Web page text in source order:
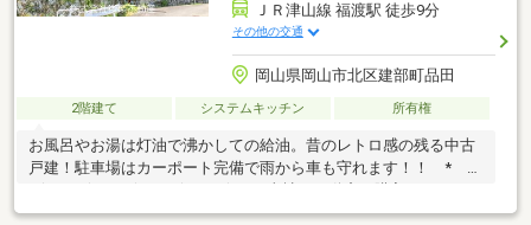
ＪＲ津山線 福渡駅 徒歩9分
その他の交通
岡山県岡山市北区建部町品田
2階建て システムキッチン 所有権
お風呂やお湯は灯油で沸かしての給油。昔のレトロ感の残る中古
戸建！駐車場はカーポート完備で雨から車も守れます！！ *
ーションまでワンストップでサポートいたします。高い技術力と